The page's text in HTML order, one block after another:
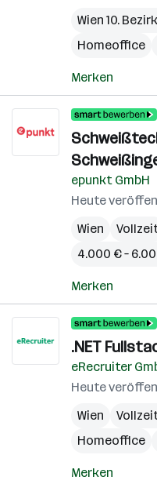
Wien 10.
Homeoffice
Merken
epunkt GmbH
Heute
Wien
4.000 € –
Merken
.NET
eRecruiter
Heute
Wien
Homeoffice
Merken